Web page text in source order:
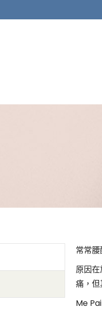
常常
原因
痛，
Me